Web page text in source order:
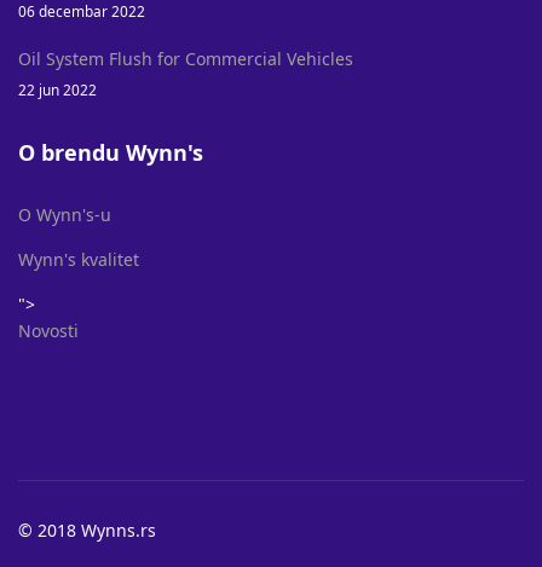
06 decembar 2022
Oil System Flush for Commercial Vehicles
22 jun 2022
O brendu Wynn's
O Wynn's-u
Wynn's kvalitet
">
Novosti
© 2018 Wynns.rs